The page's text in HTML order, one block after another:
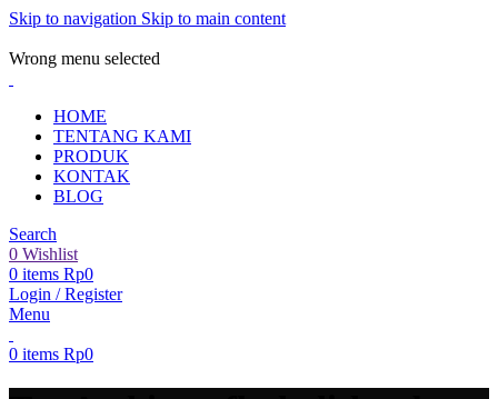
Skip to navigation Skip to main content
Wrong menu selected
HOME
TENTANG KAMI
PRODUK
KONTAK
BLOG
Search
0 Wishlist
0 items Rp0
Login / Register
Menu
0 items Rp0